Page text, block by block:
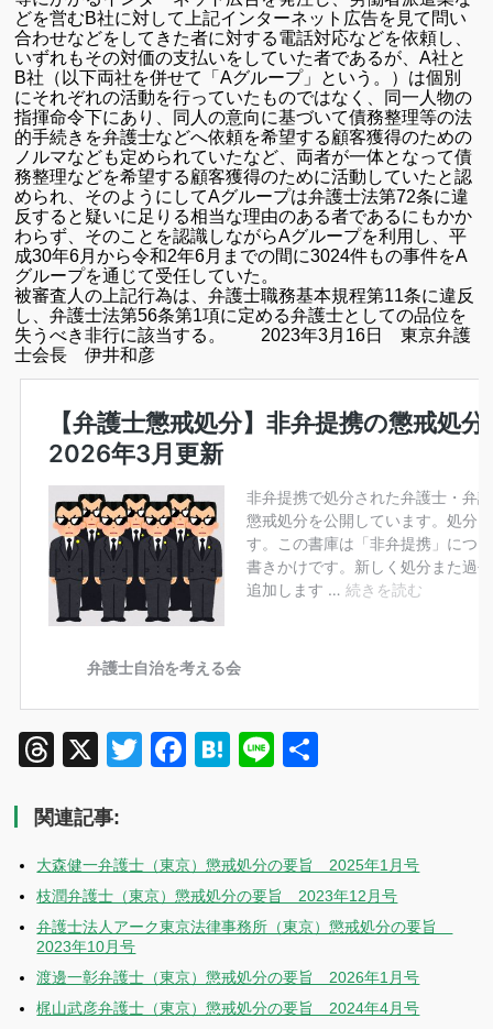
どを営むB社に対して上記インターネット広告を見て問い
合わせなどをしてきた者に対する電話対応などを依頼し、
いずれもその対価の支払いをしていた者であるが、A社と
B社（以下両社を併せて「Aグループ」という。）は個別
にそれぞれの活動を行っていたものではなく、同一人物の
指揮命令下にあり、同人の意向に基づいて債務整理等の法
的手続きを弁護士などへ依頼を希望する顧客獲得のための
ノルマなども定められていたなど、両者が一体となって債
務整理などを希望する顧客獲得のために活動していたと認
められ、そのようにしてAグループは弁護士法第72条に違
反すると疑いに足りる相当な理由のある者であるにもかか
わらず、そのことを認識しながらAグループを利用し、平
成30年6月から令和2年6月までの間に3024件もの事件をA
グループを通じて受任していた。
被審査人の上記行為は、弁護士職務基本規程第11条に違反
し、弁護士法第56条第1項に定める弁護士としての品位を
失うべき非行に該当する。 2023年3月16日 東京弁護
士会長 伊井和彦
Threads
X TwitterFacebook
Hatena
Line
関連記事:
大森健一弁護士（東京）懲戒処分の要旨 2025年1月号
枝潤弁護士（東京）懲戒処分の要旨 2023年12月号
弁護士法人アーク東京法律事務所（東京）懲戒処分の要旨
2023年10月号
渡邊一彰弁護士（東京）懲戒処分の要旨 2026年1月号
梶山武彦弁護士（東京）懲戒処分の要旨 2024年4月号